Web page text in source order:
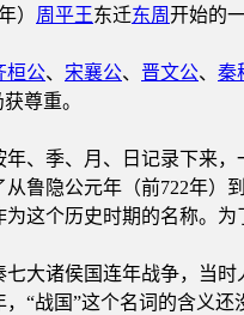
） 周平王东迁东周开始的
桓公、 宋襄公、 晋文公、 秦
尊重。
、季、月、日记录下来
鲁隐公元年（前722年）
这个历史时期的名称。为
大诸侯国连年战争，当
，“战国”这个名词的含义还